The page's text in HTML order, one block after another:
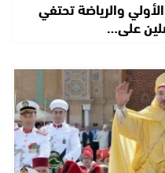
الأولي والرياضة تحتفي
على…